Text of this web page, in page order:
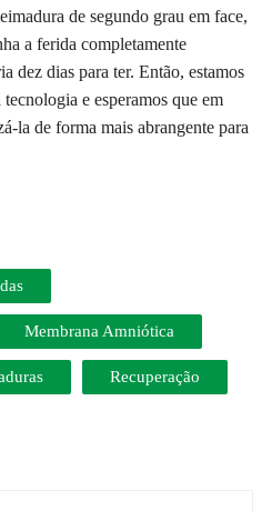
de segundo grau em face,
a ferida completamente
dez dias para ter. Então, estamos
e esperamos que em
la de forma mais abrangente para
Membrana Amniótica
Recuperação